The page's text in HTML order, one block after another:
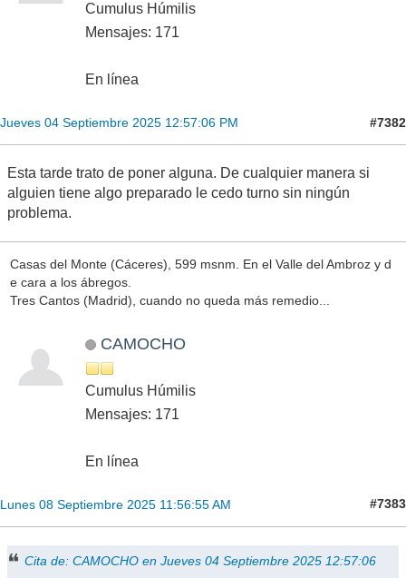
Cumulus Húmilis
Mensajes: 171
En línea
Jueves 04 Septiembre 2025 12:57:06 PM #7382
Esta tarde trato de poner alguna. De cualquier manera si
alguien tiene algo preparado le cedo turno sin ningún
problema.
Casas del Monte (Cáceres), 599 msnm. En el Valle del Ambroz y d
e cara a los ábregos.
Tres Cantos (Madrid), cuando no queda más remedio...
CAMOCHO
Cumulus Húmilis
Mensajes: 171
En línea
Lunes 08 Septiembre 2025 11:56:55 AM #7383
Cita de: CAMOCHO en Jueves 04 Septiembre 2025 12:57:06